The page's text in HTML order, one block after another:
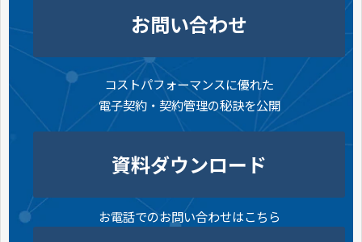
お問い合わせ
コストパフォーマンスに優れた
電子契約・契約管理の秘訣を公開
資料ダウンロード
お電話でのお問い合わせはこちら